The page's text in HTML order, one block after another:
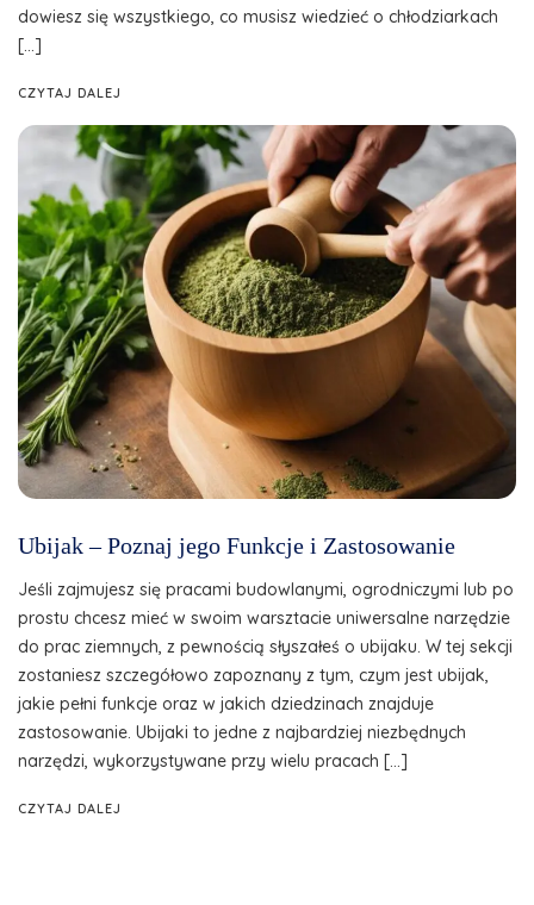
dowiesz się wszystkiego, co musisz wiedzieć o chłodziarkach
[…]
CZYTAJ DALEJ
Ubijak – Poznaj jego Funkcje i Zastosowanie
Jeśli zajmujesz się pracami budowlanymi, ogrodniczymi lub po
prostu chcesz mieć w swoim warsztacie uniwersalne narzędzie
do prac ziemnych, z pewnością słyszałeś o ubijaku. W tej sekcji
zostaniesz szczegółowo zapoznany z tym, czym jest ubijak,
jakie pełni funkcje oraz w jakich dziedzinach znajduje
zastosowanie. Ubijaki to jedne z najbardziej niezbędnych
narzędzi, wykorzystywane przy wielu pracach […]
CZYTAJ DALEJ